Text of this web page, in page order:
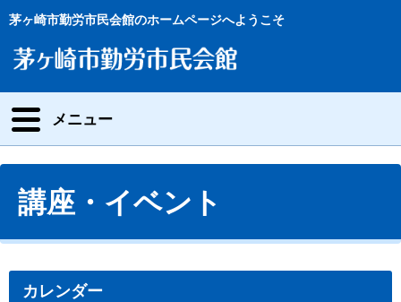
茅ヶ崎市勤労市民会館のホームページへようこそ
メニュー
講座・イベント
カレンダー